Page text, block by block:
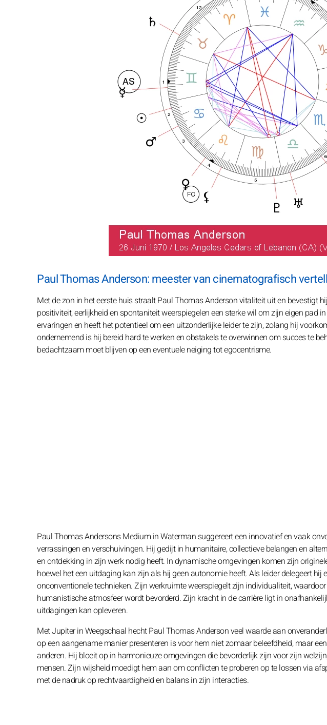
Paul Thomas Anderson: meester van cinematografisch
Met de zon in het eerste huis straalt Paul Thomas Anderson vitaliteit uit en bevestigt
positiviteit, eerlijkheid en spontaniteit weerspiegelen een sterke wil om zijn eigen pad
ervaringen en heeft het potentieel om een uitzonderlijke leider te zijn, zolang hij
ondernemend is hij bereid hard te werken en obstakels te overwinnen om succes te
bedachtzaam moet blijven op een eventuele neiging tot egocentrisme.
Paul Thomas Andersons Medium in Waterman suggereert een innovatief en vaak
verrassingen en verschuivingen. Hij gedijt in humanitaire, collectieve belangen en
en ontdekking in zijn werk nodig heeft. In dynamische omgevingen komen zijn
hoewel het een uitdaging kan zijn als hij geen autonomie heeft. Als leider delegeert hij
onconventionele technieken. Zijn werkruimte weerspiegelt zijn individualiteit,
humanistische atmosfeer wordt bevorderd. Zijn kracht in de carrière ligt in
uitdagingen kan opleveren.
Met Jupiter in Weegschaal hecht Paul Thomas Anderson veel waarde aan
op een aangename manier presenteren is voor hem niet zomaar beleefdheid, maar
anderen. Hij bloeit op in harmonieuze omgevingen die bevorderlijk zijn voor zijn
mensen. Zijn wijsheid moedigt hem aan om conflicten te proberen op te lossen via
met de nadruk op rechtvaardigheid en balans in zijn interacties.